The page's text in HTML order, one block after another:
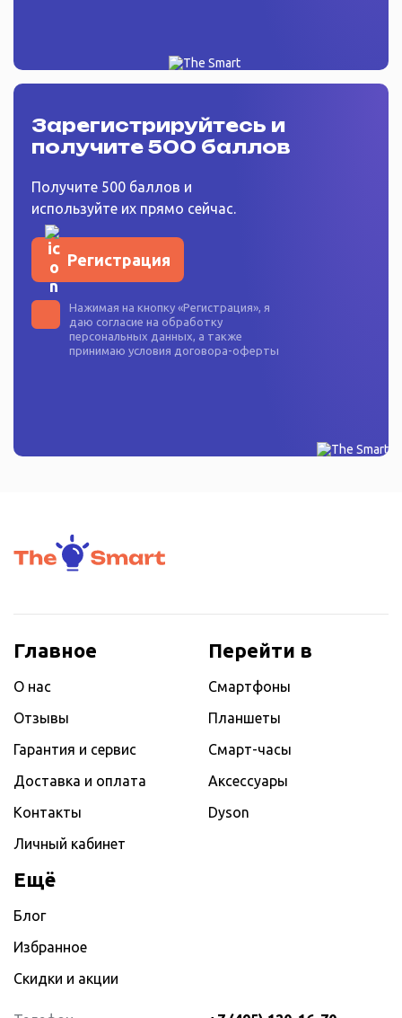
Зарегистрируйтесь и
получите 500 баллов
Получите 500 баллов и
используйте их прямо сейчас.
Регистрация
Нажимая на кнопку «Регистрация», я
даю согласие на обработку
персональных данных, а также
принимаю условия договора-оферты
Главное
О нас
Отзывы
Гарантия и сервис
Доставка и оплата
Контакты
Личный кабинет
Перейти в
Смартфоны
Планшеты
Смарт-часы
Аксессуары
Dyson
Ещё
Блог
Избранное
Скидки и акции